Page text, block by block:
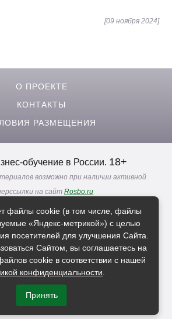
[09 ноября 2024]
О ПРОЕКТЕ
КОНТАКТЫ
РАЗМЕЩЕНИЯ
обучение в России. 18+
возможно при наличии активной
на сайт Rosbo.ru
о рекламодателях по ссылкам
обработки персональных данных
друзьям о нас
файлы cookie (в том числе, файлы
«Яндекс-метрикой») с целью
посетителей для улучшения Сайта.
Сайтом, вы соглашаетесь на
cookie в соответствии с нашей
конфиденциальности
Принять